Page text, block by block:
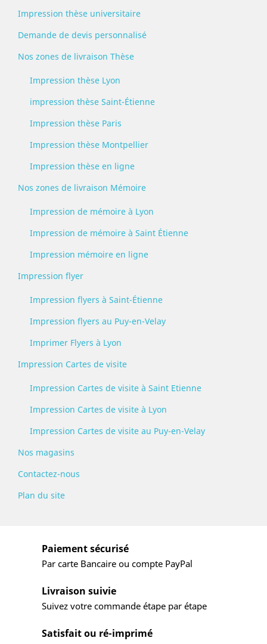
Impression thèse universitaire
Demande de devis personnalisé
Nos zones de livraison Thèse
Impression thèse Lyon
impression thèse Saint-Étienne
Impression thèse Paris
Impression thèse Montpellier
Impression thèse en ligne
Nos zones de livraison Mémoire
Impression de mémoire à Lyon
Impression de mémoire à Saint Étienne
Impression mémoire en ligne
Impression flyer
Impression flyers à Saint-Étienne
Impression flyers au Puy-en-Velay
Imprimer Flyers à Lyon
Impression Cartes de visite
Impression Cartes de visite à Saint Etienne
Impression Cartes de visite à Lyon
Impression Cartes de visite au Puy-en-Velay
Nos magasins
Contactez-nous
Plan du site
Paiement sécurisé
Par carte Bancaire ou compte PayPal
Livraison suivie
Suivez votre commande étape par étape
Satisfait ou ré-imprimé